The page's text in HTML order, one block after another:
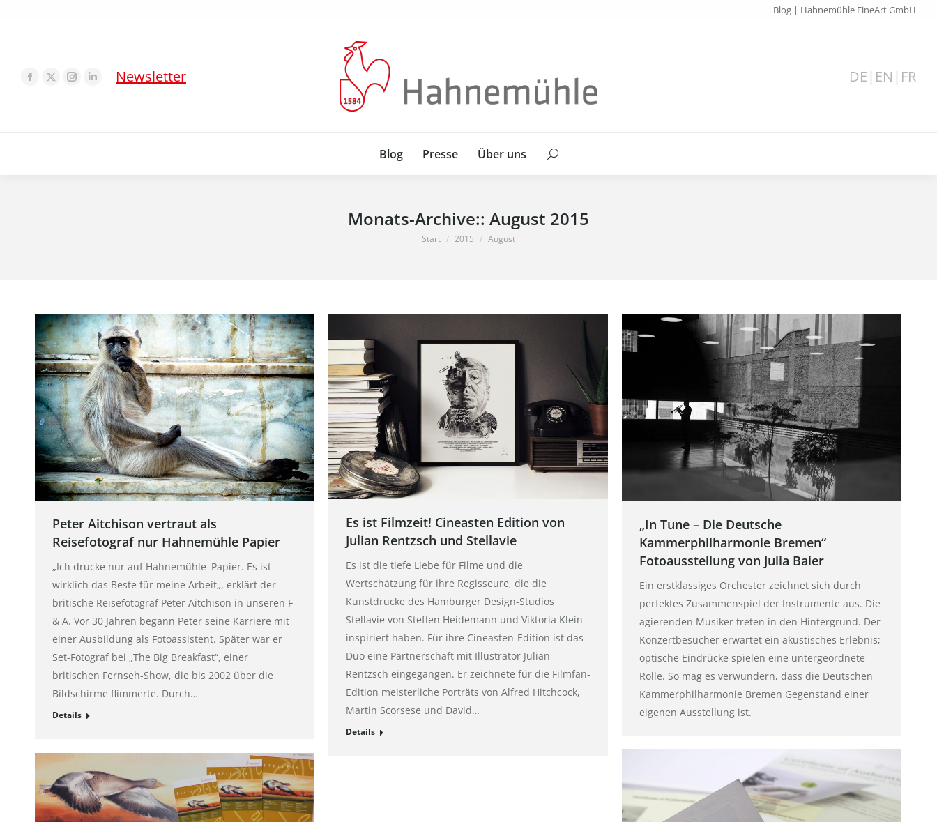
Blog | Hahnemühle FineArt GmbH
Newsletter DE | EN | FR
Blog Presse Über uns Search:
Monats-Archive:: August 2015
Sie befinden sich hier:
Start 2015 August
Peter Aitchison vertraut als
Reisefotograf nur Hahnemühle Papier
„Ich drucke nur auf Hahnemühle–Papier. Es ist
wirklich das Beste für meine Arbeit„, erklärt der
britische Reisefotograf Peter Aitchison in unseren F
& A. Vor 30 Jahren begann Peter seine Karriere mit
einer Ausbildung als Fotoassistent. Später war er
Set-Fotograf bei „The Big Breakfast“, einer
britischen Fernseh-Show, die bis 2002 über die
Bildschirme flimmerte. Durch…
Details
Es ist Filmzeit! Cineasten Edition von
Julian Rentzsch und Stellavie
Es ist die tiefe Liebe für Filme und die
Wertschätzung für ihre Regisseure, die die
Kunstdrucke des Hamburger Design-Studios
Stellavie von Steffen Heidemann und Viktoria Klein
inspiriert haben. Für ihre Cineasten-Edition ist das
Duo eine Partnerschaft mit Illustrator Julian
Rentzsch eingegangen. Er zeichnete für die Filmfan-
Edition meisterliche Porträts von Alfred Hitchcock,
Martin Scorsese und David…
Details
„In Tune – Die Deutsche
Kammerphilharmonie Bremen“
Fotoausstellung von Julia Baier
Ein erstklassiges Orchester zeichnet sich durch
perfektes Zusammenspiel der Instrumente aus. Die
agierenden Musiker treten in den Hintergrund. Der
Konzertbesucher erwartet ein akustisches Erlebnis;
optische Eindrücke spielen eine untergeordnete
Rolle. So mag es verwundern, dass die Deutschen
Kammerphilharmonie Bremen Gegenstand einer
eigenen Ausstellung ist.